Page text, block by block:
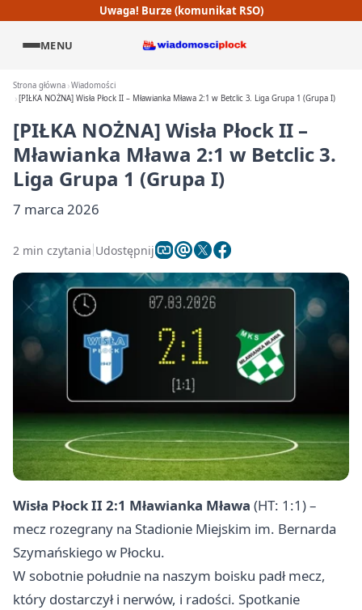
Uwaga! Burze (komunikat RSO)
MENU
Strona główna Wiadomości
[PIŁKA NOŻNA] Wisła Płock II – Mławianka Mława 2:1 w Betclic 3. Liga Grupa 1 (Grupa I)
[PIŁKA NOŻNA] Wisła Płock II –
Mławianka Mława 2:1 w Betclic 3.
Liga Grupa 1 (Grupa I)
7 marca 2026
2 min czytania Udostępnij
Wisła Płock II 2:1 Mławianka Mława (HT: 1:1) –
mecz rozegrany na Stadionie Miejskim im. Bernarda
Szymańskiego w Płocku.
W sobotnie południe na naszym boisku padł mecz,
który dostarczył i nerwów, i radości. Spotkanie